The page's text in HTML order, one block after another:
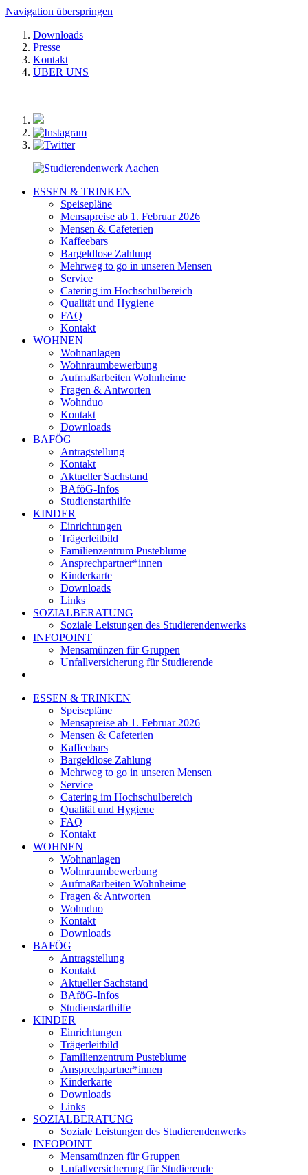
Navigation überspringen
Downloads
Presse
Kontakt
ÜBER UNS
ESSEN & TRINKEN
Speisepläne
Mensapreise ab 1. Februar 2026
Mensen & Cafeterien
Kaffeebars
Bargeldlose Zahlung
Mehrweg to go in unseren Mensen
Service
Catering im Hochschulbereich
Qualität und Hygiene
FAQ
Kontakt
WOHNEN
Wohnanlagen
Wohnraumbewerbung
Aufmaßarbeiten Wohnheime
Fragen & Antworten
Wohnduo
Kontakt
Downloads
BAFÖG
Antragstellung
Kontakt
Aktueller Sachstand
BAföG-Infos
Studienstarthilfe
KINDER
Einrichtungen
Trägerleitbild
Familienzentrum Pusteblume
Ansprechpartner*innen
Kinderkarte
Downloads
Links
SOZIALBERATUNG
Soziale Leistungen des Studierendenwerks
INFOPOINT
Mensamünzen für Gruppen
Unfallversicherung für Studierende
ESSEN & TRINKEN
Speisepläne
Mensapreise ab 1. Februar 2026
Mensen & Cafeterien
Kaffeebars
Bargeldlose Zahlung
Mehrweg to go in unseren Mensen
Service
Catering im Hochschulbereich
Qualität und Hygiene
FAQ
Kontakt
WOHNEN
Wohnanlagen
Wohnraumbewerbung
Aufmaßarbeiten Wohnheime
Fragen & Antworten
Wohnduo
Kontakt
Downloads
BAFÖG
Antragstellung
Kontakt
Aktueller Sachstand
BAföG-Infos
Studienstarthilfe
KINDER
Einrichtungen
Trägerleitbild
Familienzentrum Pusteblume
Ansprechpartner*innen
Kinderkarte
Downloads
Links
SOZIALBERATUNG
Soziale Leistungen des Studierendenwerks
INFOPOINT
Mensamünzen für Gruppen
Unfallversicherung für Studierende